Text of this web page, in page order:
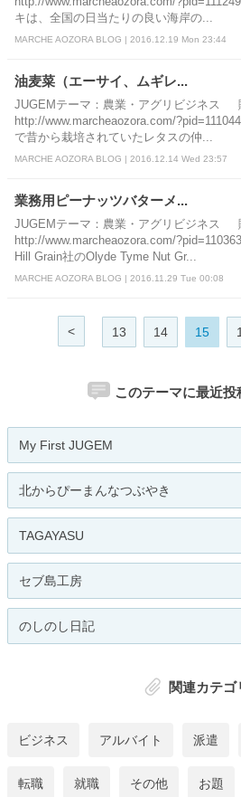
キは、全国の日当たりの良い海岸の...
MARCHE AOZORA BLOG | 2016.12.19 Mon 23:44
油麦菜（エーサイ、ムギレ...
JUGEMテーマ：農業・アグリビジネス
http://www.marcheaozora.com/
で昔から栽培されていたレタスの仲...
MARCHE AOZORA BLOG | 2016.12.14 Wed 23:57
業務用ピーナッツバターメ...
JUGEMテーマ：農業・アグリビジネス
http://www.marcheaozora.com/
Hill Grain社のOlyde Tyme Nut Gr...
MARCHE AOZORA BLOG | 2016.11.29 Tue 00:08
< 13 14 15
このテーマに最近投
My First JUGEM
北からぴーまんなつぶやき
TAGAYASU
セブ島工房
のしのし日記
関連カテゴ
ビジネス アルバイト 派遣
転職 就職 その他 お題